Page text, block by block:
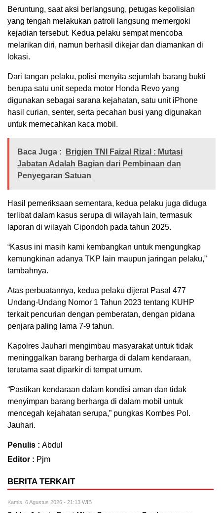
Beruntung, saat aksi berlangsung, petugas kepolisian
yang tengah melakukan patroli langsung memergoki
kejadian tersebut. Kedua pelaku sempat mencoba
melarikan diri, namun berhasil dikejar dan diamankan di
lokasi.
Dari tangan pelaku, polisi menyita sejumlah barang bukti
berupa satu unit sepeda motor Honda Revo yang
digunakan sebagai sarana kejahatan, satu unit iPhone
hasil curian, senter, serta pecahan busi yang digunakan
untuk memecahkan kaca mobil.
Baca Juga :
Brigjen TNI Faizal Rizal : Mutasi
Jabatan Adalah Bagian dari Pembinaan dan
Penyegaran Satuan
Hasil pemeriksaan sementara, kedua pelaku juga diduga
terlibat dalam kasus serupa di wilayah lain, termasuk
laporan di wilayah Cipondoh pada tahun 2025.
“Kasus ini masih kami kembangkan untuk mengungkap
kemungkinan adanya TKP lain maupun jaringan pelaku,”
tambahnya.
Atas perbuatannya, kedua pelaku dijerat Pasal 477
Undang-Undang Nomor 1 Tahun 2023 tentang KUHP
terkait pencurian dengan pemberatan, dengan pidana
penjara paling lama 7-9 tahun.
Kapolres Jauhari mengimbau masyarakat untuk tidak
meninggalkan barang berharga di dalam kendaraan,
terutama saat diparkir di tempat umum.
“Pastikan kendaraan dalam kondisi aman dan tidak
menyimpan barang berharga di dalam mobil untuk
mencegah kejahatan serupa,” pungkas Kombes Pol.
Jauhari.
Penulis : Abdul
Editor : Pjm
BERITA TERKAIT
Kamis, 6 Agustus 2026 - 21:13 WIB